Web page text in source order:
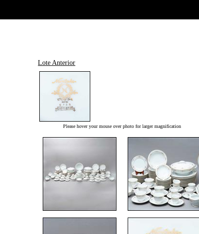
Lote Anterior
Please hover your mouse over photo for larger magnification